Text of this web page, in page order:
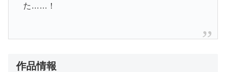
た……！
作品情報